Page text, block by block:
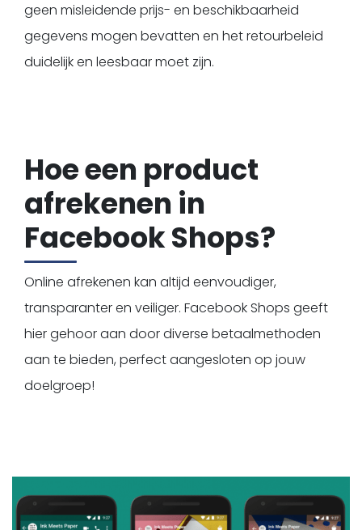
geen misleidende prijs- en beschikbaarheid
gegevens mogen bevatten en het retourbeleid
duidelijk en leesbaar moet zijn.
Hoe een product
afrekenen in
Facebook Shops?
Online afrekenen kan altijd eenvoudiger,
transparanter en veiliger. Facebook Shops geeft
hier gehoor aan door diverse betaalmethoden
aan te bieden, perfect aangesloten op jouw
doelgroep!